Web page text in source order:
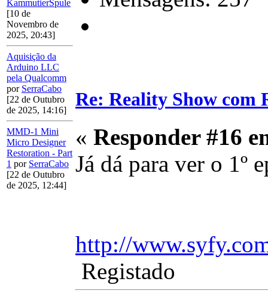
KammutierSpule
[10 de
Novembro de
2025, 20:43]
Aquisição da
Arduino LLC
pela Qualcomm
por SerraCabo
[22 de Outubro
de 2025, 14:16]
MMD-1 Mini
Micro Designer
Restoration - Part
1 por SerraCabo
[22 de Outubro
de 2025, 12:44]
Re: Reality Show com
« Responder #16
Já dá para ver o 1º
http://
Registado